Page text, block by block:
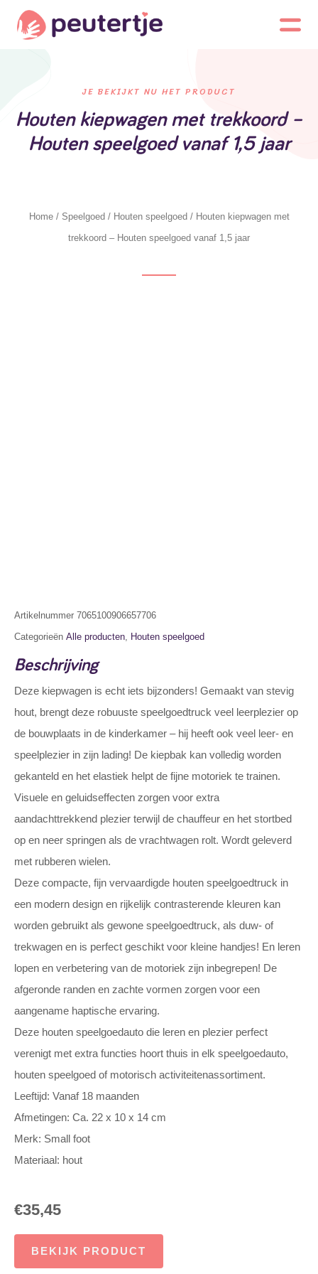
JE BEKIJKT NU HET PRODUCT
Houten kiepwagen met trekkoord –
Houten speelgoed vanaf 1,5 jaar
Home/ Speelgoed / Houten speelgoed / Houten kiepwagen met
trekkoord – Houten speelgoed vanaf 1,5 jaar
Artikelnummer 7065100906657706
Categorieën Alle producten, Houten speelgoed
Beschrijving
Deze kiepwagen is echt iets bijzonders! Gemaakt van stevig
hout, brengt deze robuuste speelgoedtruck veel leerplezier op
de bouwplaats in de kinderkamer – hij heeft ook veel leer- en
speelplezier in zijn lading! De kiepbak kan volledig worden
gekanteld en het elastiek helpt de fijne motoriek te trainen.
Visuele en geluidseffecten zorgen voor extra
aandachttrekkend plezier terwijl de chauffeur en het stortbed
op en neer springen als de vrachtwagen rolt. Wordt geleverd
met rubberen wielen.
Deze compacte, fijn vervaardigde houten speelgoedtruck in
een modern design en rijkelijk contrasterende kleuren kan
worden gebruikt als gewone speelgoedtruck, als duw- of
trekwagen en is perfect geschikt voor kleine handjes! En leren
lopen en verbetering van de motoriek zijn inbegrepen! De
afgeronde randen en zachte vormen zorgen voor een
aangename haptische ervaring.
Deze houten speelgoedauto die leren en plezier perfect
verenigt met extra functies hoort thuis in elk speelgoedauto,
houten speelgoed of motorisch activiteitenassortiment.
Leeftijd: Vanaf 18 maanden
Afmetingen: Ca. 22 x 10 x 14 cm
Merk: Small foot
Materiaal: hout
€35,45
BEKIJK PRODUCT